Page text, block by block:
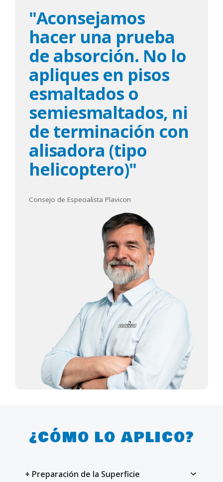
"Aconsejamos
hacer una prueba
de absorción. No lo
apliques en pisos
esmaltados o
semiesmaltados, ni
de terminación con
alisadora (tipo
helicoptero)"
Consejo de Especialista Plavicon
¿CÓMO LO APLICO?
+ Preparación de la Superficie